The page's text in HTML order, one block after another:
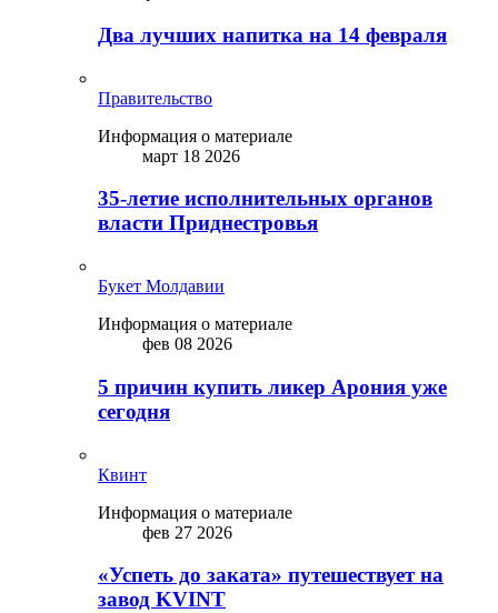
Два лучших напитка на 14 февраля
Правительство
Информация о материале
март 18 2026
35-летие исполнительных органов
власти Приднестровья
Букет Молдавии
Информация о материале
фев 08 2026
5 причин купить ликep Арония уже
сегодня
Квинт
Информация о материале
фев 27 2026
«Успеть до заката» путешествует на
завод KVINT